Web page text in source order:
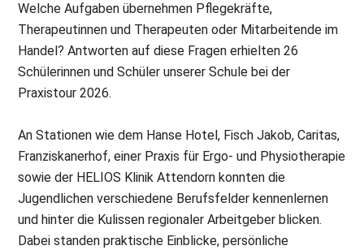
Welche Aufgaben übernehmen Pflegekräfte,
Therapeutinnen und Therapeuten oder Mitarbeitende im
Handel? Antworten auf diese Fragen erhielten 26
Schülerinnen und Schüler unserer Schule bei der
Praxistour 2026.
An Stationen wie dem Hanse Hotel, Fisch Jakob, Caritas,
Franziskanerhof, einer Praxis für Ergo- und Physiotherapie
sowie der HELIOS Klinik Attendorn konnten die
Jugendlichen verschiedene Berufsfelder kennenlernen
und hinter die Kulissen regionaler Arbeitgeber blicken.
Dabei standen praktische Einblicke, persönliche